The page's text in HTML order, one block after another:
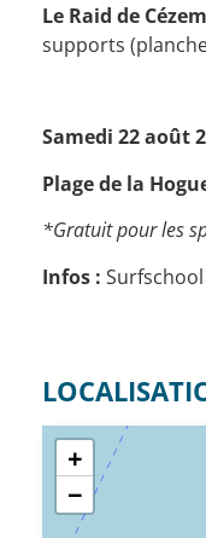
Le Raid de
supports
Samedi 22 août
Plage de la
*Gratuit pour les
Infos : Surfschool
+
−